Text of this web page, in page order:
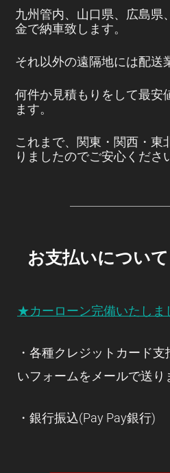
九州管内、山口県、広島県
金で納車致します。
それ以外の遠隔地には配送
何件か見積もりをして最安
ます。
これまで、関東・関西・東
りましたのでご安心くださ
お支払いについて
★カーローン完備いたしま
・各種クレジットカード
いフォームをメールで送り
・銀行振込(Pay Pay銀行)